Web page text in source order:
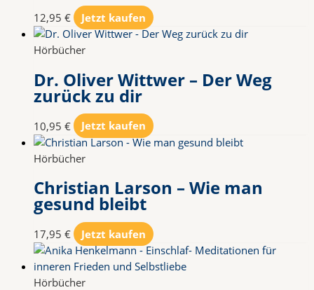
12,95 € Jetzt kaufen
Hörbücher
Dr. Oliver Wittwer – Der Weg
zurück zu dir
10,95 € Jetzt kaufen
Hörbücher
Christian Larson – Wie man
gesund bleibt
17,95 € Jetzt kaufen
Hörbücher